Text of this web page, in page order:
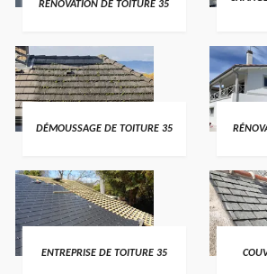
RÉNOVATION DE TOITURE 35
DÉMOUSSAGE DE TOITURE 35
ENTREPRISE DE TOITURE 35